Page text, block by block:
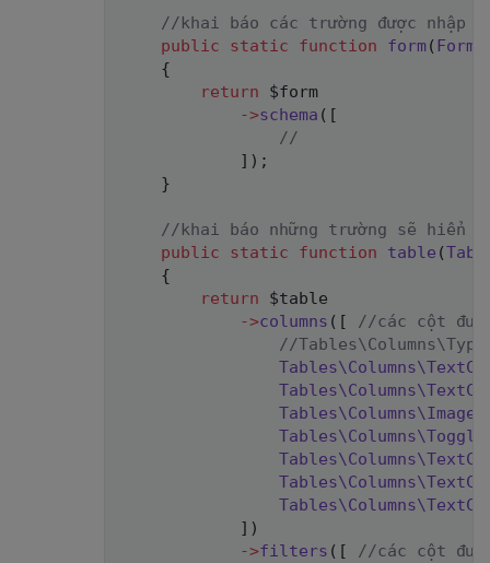
//khai báo các trường được nhập
public
static function form( Form
{
return
$form
->schema ( [
//
] ) ;
}
//khai báo những trường sẽ hiển
public
static function table (
{
return
$table
->columns ( [
//các cột
//
Tables\Columns\
Tables\Columns\
Tables\Columns\
Tables\Columns\
Tables\Columns\
Tables\Columns\
Tables\Columns\
] )
->filters ( [
//các cột